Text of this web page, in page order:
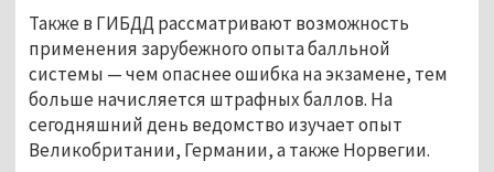
Также в ГИБДД рассматривают возможность
применения зарубежного опыта балльной
системы — чем опаснее ошибка на экзамене, тем
больше начисляется штрафных баллов. На
сегодняшний день ведомство изучает опыт
Великобритании, Германии, а также Норвегии.